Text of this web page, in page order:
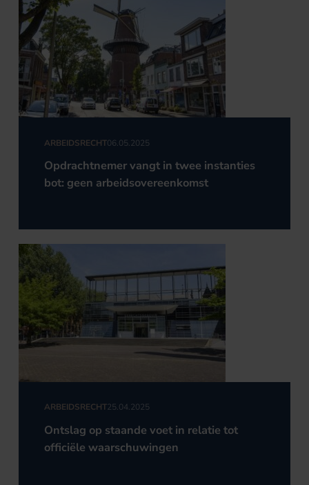
ARBEIDSRECHT06.05.2025
Opdrachtnemer vangt in twee instanties
bot: geen arbeidsovereenkomst
ARBEIDSRECHT25.04.2025
Ontslag op staande voet in relatie tot
officiële waarschuwingen